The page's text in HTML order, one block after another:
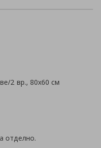
2 вр., 80x60 см
отделно.